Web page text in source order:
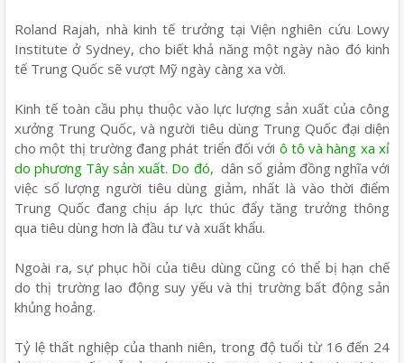
Roland Rajah, nhà kinh tế trưởng tại Viện nghiên cứu Lowy
Institute ở Sydney, cho biết khả năng một ngày nào đó kinh
tế Trung Quốc sẽ vượt Mỹ ngày càng xa vời.
Kinh tế toàn cầu phụ thuộc vào lực lượng sản xuất của công
xưởng Trung Quốc, và người tiêu dùng Trung Quốc đại diện
cho một thị trường đang phát triển đối với ô tô và hàng xa xỉ
do phương Tây sản xuất. Do đó, dân số giảm đồng nghĩa với
việc số lượng người tiêu dùng giảm, nhất là vào thời điểm
Trung Quốc đang chịu áp lực thúc đẩy tăng trưởng thông
qua tiêu dùng hơn là đầu tư và xuất khẩu.
Ngoài ra, sự phục hồi của tiêu dùng cũng có thể bị hạn chế
do thị trường lao động suy yếu và thị trường bất động sản
khủng hoảng.
Tỷ lệ thất nghiệp của thanh niên, trong độ tuổi từ 16 đến 24